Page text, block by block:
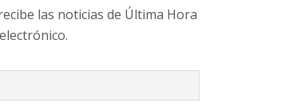
las noticias de Última Hora